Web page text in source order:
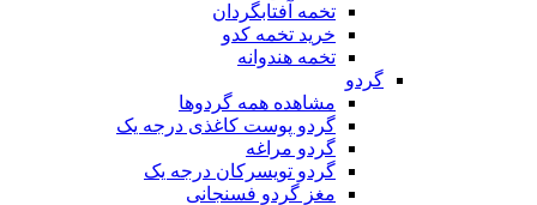
تخمه آفتابگردان
خرید تخمه کدو
تخمه هندوانه
گردو
مشاهده همه گردوها
گردو پوست کاغذی درجه یک
گردو مراغه
گردو تویسرکان درجه یک
مغز گردو فسنجانی